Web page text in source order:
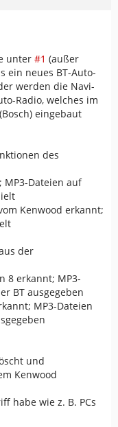
unter #1 (außer
ein neues BT-Auto-
werden die Navi-
Radio, welches im
eingebaut
des
MP3-Dateien auf
Kenwood erkannt;
der
8 erkannt; MP3-
BT ausgegeben
MP3-Dateien
und
Kenwood
habe wie z. B. PCs